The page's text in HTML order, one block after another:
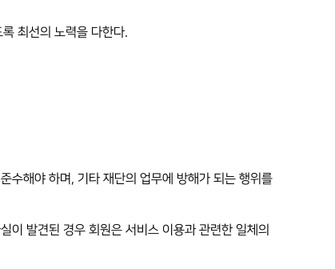
최선의 노력을 다한다.
수해야 하며, 기타 재단의 업무에 방해가 되는 행위를
이 발견된 경우 회원은 서비스 이용과 관련한 일체의